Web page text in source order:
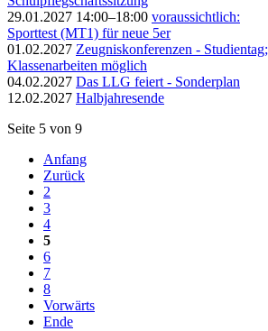
29.01.2027 14:00–18:00 voraussichtlich:
Sporttest (MT1) für neue 5er
01.02.2027 Zeugniskonferenzen - Studientag;
Klassenarbeiten möglich
04.02.2027 Das LLG feiert - Sonderplan
12.02.2027 Halbjahresende
Seite 5 von 9
Anfang
Zurück
2
3
4
5
6
7
8
Vorwärts
Ende